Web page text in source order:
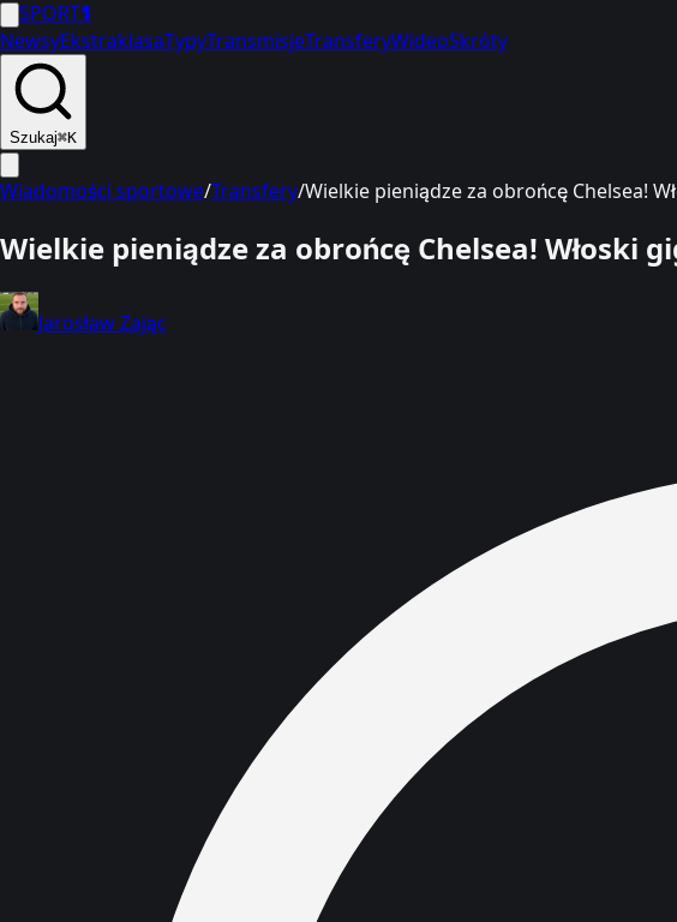
SPORT1
NewsyEkstraklasaTypyTransmisjeTransferyWideoSkróty
Szukaj⌘K
Wiadomości sportowe/Transfery/Wielkie pieniądze za obrońcę Chelsea!
Wielkie pieniądze za obrońcę Chelsea! Włoski
Jarosław Zając